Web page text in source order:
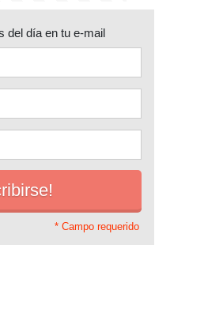
del día en tu e-mail
* Campo requerido